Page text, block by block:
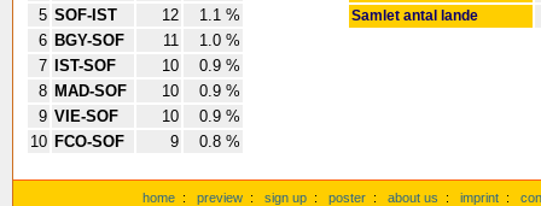
5 SOF-IST 12
1.1 %
6 BGY-SOF 11
1.0 %
7
IST-SOF 10
0.9 %
8 MAD-SOF 10
0.9 %
9 VIE-SOF 10
0.9 %
10 FCO-SOF 9 0.8 %
Samlet antal lande
home : preview : sign up : poster : about us : imprint :